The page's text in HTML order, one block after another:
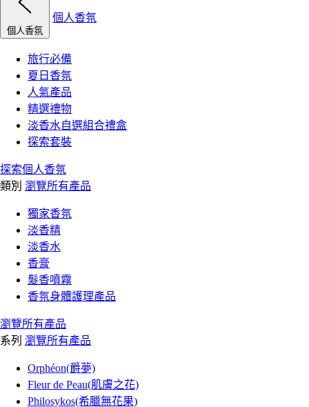
個人香氛
個人香氛
旅行必備
夏日香氛
人氣產品
精選禮物
淡香水自選組合禮盒
探索套裝
探索個人香氛
類別 瀏覽所有產品
獨家香氛
淡香精
淡香水
香膏
髮香噴霧
香氛身體護理產品
瀏覽所有產品
系列 瀏覽所有產品
Orphéon(爵夢)
Fleur de Peau(肌膚之花)
Philosykos(希臘無花果)